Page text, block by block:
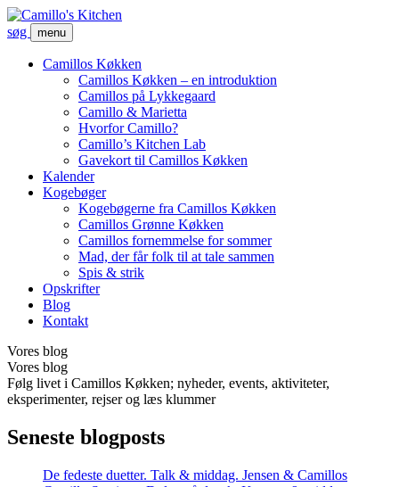
søg menu
Camillos Køkken
Camillos Køkken – en introduktion
Camillos på Lykkegaard
Camillo & Marietta
Hvorfor Camillo?
Camillo’s Kitchen Lab
Gavekort til Camillos Køkken
Kalender
Kogebøger
Kogebøgerne fra Camillos Køkken
Camillos Grønne Køkken
Camillos fornemmelse for sommer
Mad, der får folk til at tale sammen
Spis & strik
Opskrifter
Blog
Kontakt
Vores blog
Vores blog
Følg livet i Camillos Køkken; nyheder, events, aktiviteter,
eksperimenter, rejser og læs klummer
Seneste blogposts
De fedeste duetter. Talk & middag. Jensen & Camillos